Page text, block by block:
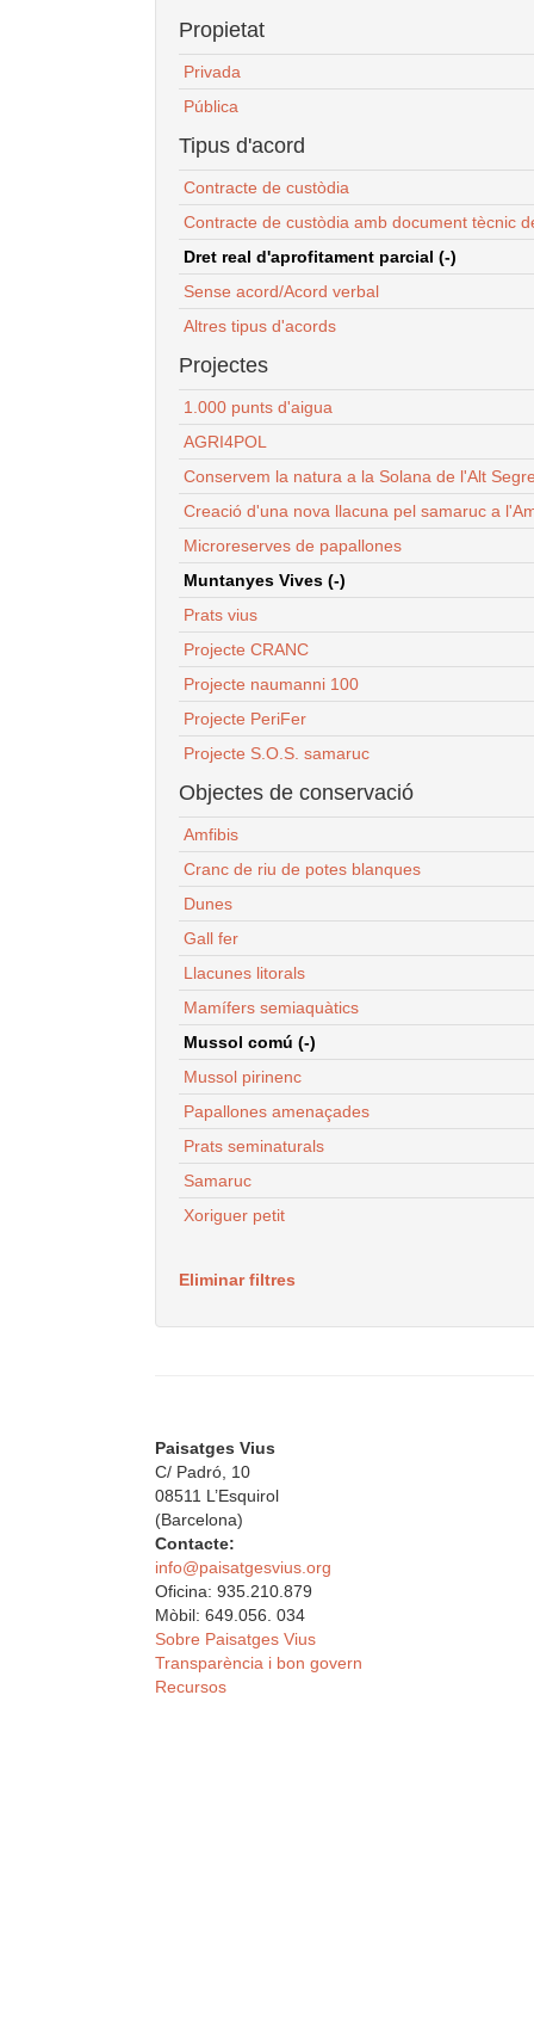
Propietat
Privada
Pública
Tipus d'acord
Contracte de custòdia
Contracte de custòdia amb document tècnic
Dret real d'aprofitament parcial (-)
Sense acord/Acord verbal
Altres tipus d'acords
Projectes
1.000 punts d'aigua
AGRI4POL
Conservem la natura a la Solana de l'Alt
Creació d'una nova llacuna pel samaruc a
Microreserves de papallones
Muntanyes Vives (-)
Prats vius
Projecte CRANC
Projecte naumanni 100
Projecte PeriFer
Projecte S.O.S. samaruc
Objectes de conservació
Amfibis
Cranc de riu de potes blanques
Dunes
Gall fer
Llacunes litorals
Mamífers semiaquàtics
Mussol comú (-)
Mussol pirinenc
Papallones amenaçades
Prats seminaturals
Samaruc
Xoriguer petit
Eliminar filtres
Paisatges Vius
C/ Padró, 10
08511 L’Esquirol
(Barcelona)
Contacte:
info@paisatgesvius.org
Oficina: 935.210.879
Mòbil: 649.056. 034
Sobre Paisatges Vius
Transparència i bon govern
Recursos